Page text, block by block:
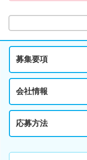
募集要項
会社情報
応募方法